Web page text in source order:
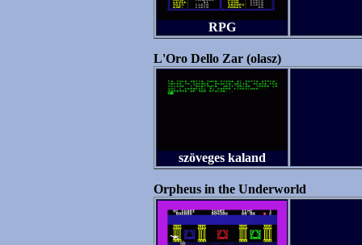
RPG
L'Oro Dello Zar (olasz)
szöveges kaland
Orpheus in the Underworld